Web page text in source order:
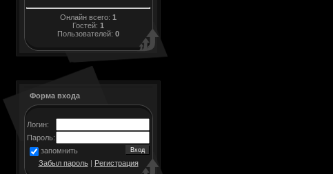
Онлайн всего: 1
Гостей: 1
Пользователей: 0
Форма входа
Логин:
Пароль:
запомнить
Забыл пароль| Регистрация